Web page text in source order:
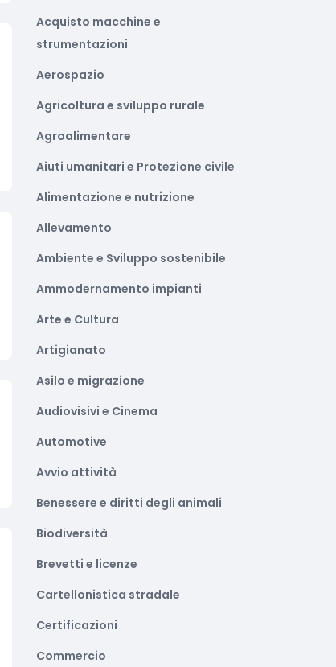
Acquisto macchine e
strumentazioni
Aerospazio
Agricoltura e sviluppo rurale
Agroalimentare
Aiuti umanitari e Protezione civile
Alimentazione e nutrizione
Allevamento
Ambiente e Sviluppo sostenibile
Ammodernamento impianti
Arte e Cultura
Artigianato
Asilo e migrazione
Audiovisivi e Cinema
Automotive
Avvio attività
Benessere e diritti degli animali
Biodiversità
Brevetti e licenze
Cartellonistica stradale
Certificazioni
Commercio